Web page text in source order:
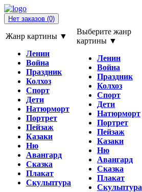
Нет заказов (0)
Жанр картины ▼
Ленин
Война
Праздник
Колхоз
Спорт
Дети
Натюрморт
Портрет
Пейзаж
Казаки
Ню
Авангард
Сказка
Плакат
Скульптура
Выберите жанр
картины ▼
Ленин
Война
Праздник
Колхоз
Спорт
Дети
Натюрморт
Портрет
Пейзаж
Казаки
Ню
Авангард
Сказка
Плакат
Скульптура